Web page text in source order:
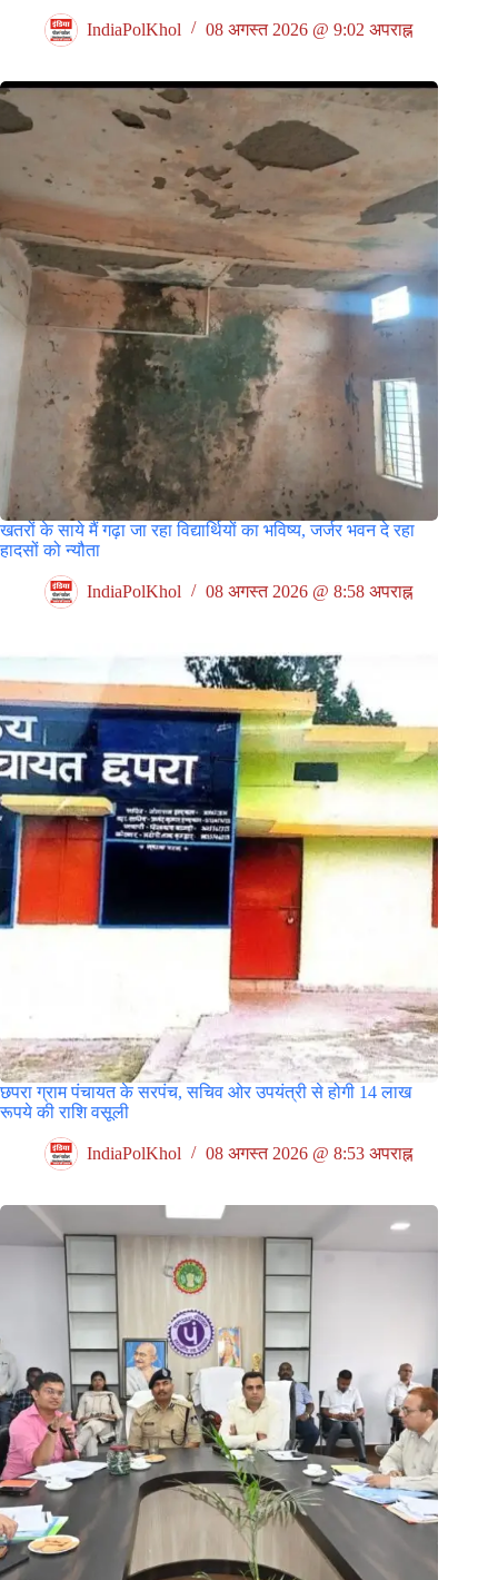
IndiaPolKhol 08 अगस्त 2026 @ 9:02 अपराह्न
खतरों के साये मैं गढ़ा जा रहा विद्यार्थियों का भविष्य, जर्जर भवन दे रहा
हादसों को न्यौता
IndiaPolKhol 08 अगस्त 2026 @ 8:58 अपराह्न
छपरा ग्राम पंचायत के सरपंच, सचिव ओर उपयंत्री से होगी 14 लाख
रूपये की राशि वसूली
IndiaPolKhol 08 अगस्त 2026 @ 8:53 अपराह्न